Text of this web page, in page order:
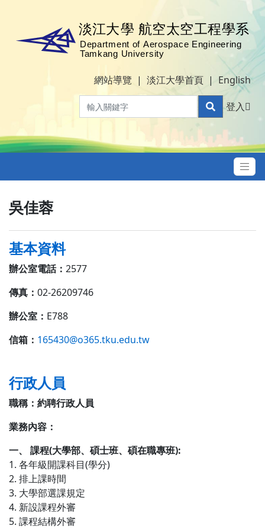
網站導覽 | 淡江大學首頁 | English
登入
吳佳蓉
基本資料
辦公室電話： 2577
傳真： 02-26209746
辦公室： E788
信箱： 165430@o365.tku.edu.tw
行政人員
職稱：約聘行政人員
業務內容：
一、 課程(大學部、碩士班、碩在職專班):
1. 各年級開課科目(學分)
2. 排上課時間
3. 大學部選課規定
4. 新設課程外審
5. 課程結構外審